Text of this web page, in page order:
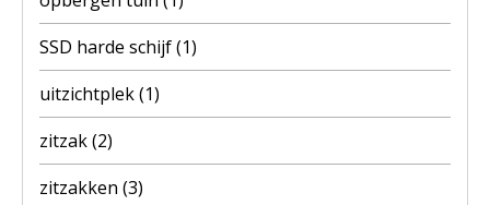
SSD harde schijf(1)
uitzichtplek(1)
zitzak(2)
zitzakken (3)